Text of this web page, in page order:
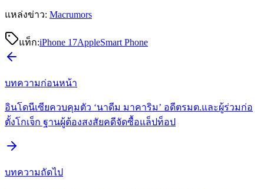
แหล่งข่าว: Macrumors
แท็ก:iPhone 17AppleSmart Phone
บทความก่อนหน้า
อินโดนีเซียควบคุมตัว ‘นาดีม มาคาริม’ อดีตรมต.และผู้ร่วมก่อ
ตั้งโกเจ็ก ฐานผู้ต้องสงสัยคดีจัดซื้อแล็ปท็อป
บทความถัดไป